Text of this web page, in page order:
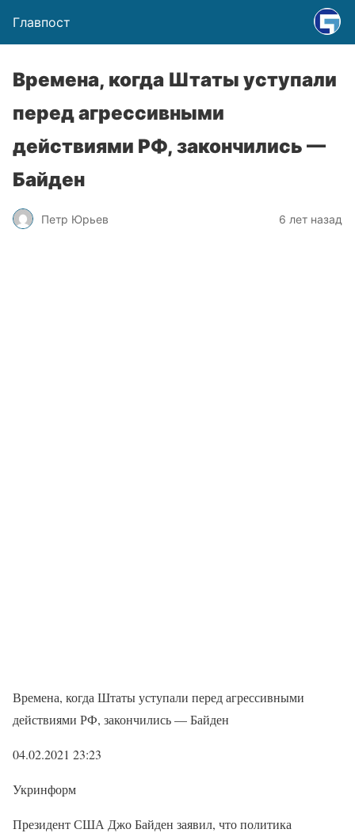
Главпост
Времена, когда Штаты уступали
перед агрессивными
действиями РФ, закончились —
Байден
Петр Юрьев 6 лет назад
Времена, когда Штаты уступали перед агрессивными
действиями РФ, закончились — Байден
04.02.2021 23:23
Укринформ
Президент США Джо Байден заявил, что политика